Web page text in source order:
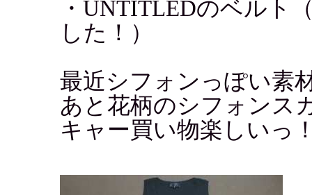
・UNTITLEDのベルト
した！）
最近シフォンっぽい素
あと花柄のシフォンス
キャー買い物楽しいっ